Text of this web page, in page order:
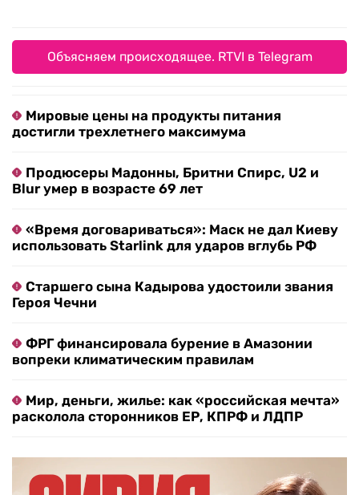
Объясняем происходящее. RTVI в Telegram
Мировые цены на продукты питания
достигли трехлетнего максимума
Продюсеры Мадонны, Бритни Спирс, U2 и
Blur умер в возрасте 69 лет
«Время договариваться»: Маск не дал Киеву
использовать Starlink для ударов вглубь РФ
Старшего сына Кадырова удостоили звания
Героя Чечни
ФРГ финансировала бурение в Амазонии
вопреки климатическим правилам
Мир, деньги, жилье: как «российская мечта»
расколола сторонников ЕР, КПРФ и ЛДПР